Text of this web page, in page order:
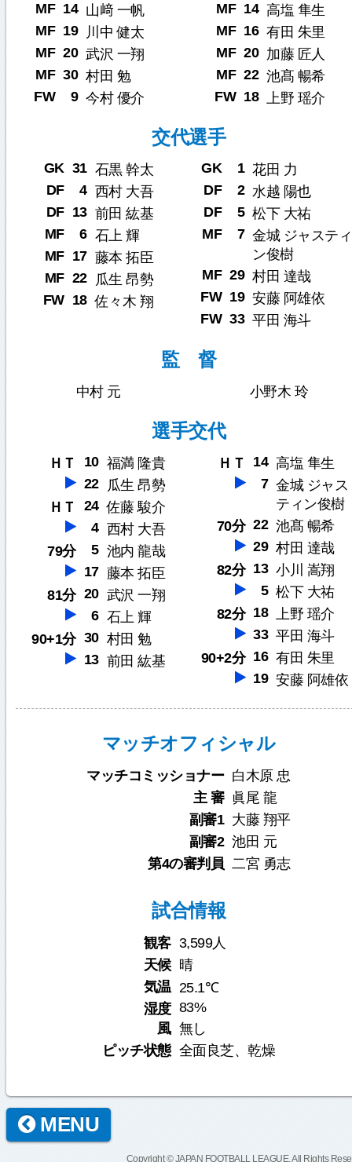
MF 14 山﨑 一帆
MF 19
川中 健太
MF 20 武沢 一翔
MF 30 村田 勉
FW
9 今村 優介
MF 14 高塩 隼生
MF 16 有田 朱里
MF 20 加藤 匠人
MF 22 池髙 暢希
FW 18 上野 瑶介
交代選手
GK 31 石黒 幹太
DF
4 西村 大吾
DF 13 前田 紘基
MF
6 石上 輝
MF 17 藤本 拓臣
MF 22
瓜生 昂勢
FW 18 佐々木 翔
GK 1 花田 力
DF
2 水越 陽也
DF
5 松下 大祐
MF
7 金城 ジャスティ
ン俊樹
MF 29 村田 達哉
FW 19 安藤 阿雄依
FW 33 平田 海斗
監 督
中村 元 小野木 玲
選手交代
ＨＴ 10 福満 隆貴
22
瓜生 昂勢
ＨＴ
24 佐藤 駿介
4 西村 大吾
79分
5 池内 龍哉
17 藤本 拓臣
81分 20 武沢 一翔
6 石上 輝
90+1分 30 村田 勉
13 前田 紘基
ＨＴ 14 高塩 隼生
7 金城 ジャス
ティン俊樹
70分 22 池髙 暢希
29 村田 達哉
82分 13 小川 嵩翔
5 松下 大祐
82分 18 上野 瑶介
33 平田 海斗
90+2分 16 有田 朱里
19 安藤 阿雄依
マッチオフィシャル
マッチコミッショナー 白木原 忠
主 審 眞尾 龍
副審1 大藤 翔平
副審2 池田 元
第4の審判員 二宮 勇志
試合情報
観客 3,599人
天候 晴
気温 25.1℃
湿度 83%
風 無し
ピッチ状態 全面良芝、乾燥
MENU
Copyright © JAPAN FOOTBALL LEAGUE. All Rights